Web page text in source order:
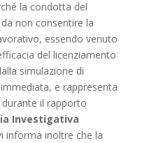
la condotta del
non consentire la
essendo venuto
del licenziamento
simulazione di
e rappresenta
il rapporto
Investigativa
informa inoltre che la